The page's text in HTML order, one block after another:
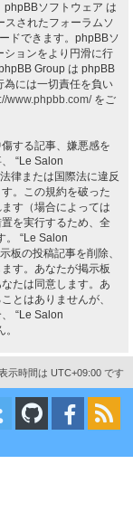
phpBBソフトウェア は
スされたフォーラムソ
ドできます。phpBBソ
ションをより円滑に行
Group は phpBB
為には一切責任を負い
www.phpbb.com/をご
する記事、嫌悪感を
“Le Salon
律または国際法に違反
。この規約を破った
す（場合によっては
を実行するため、全
。 “Le Salon
板の投稿記事を削除、
す。あなたが掲示板
たは同意します。あ
とはありませんが、
“Le Salon
示時間は UTC+09:00 です